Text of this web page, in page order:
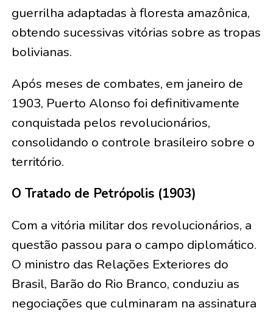
guerrilha adaptadas à floresta amazônica,
obtendo sucessivas vitórias sobre as tropas
bolivianas.
Após meses de combates, em janeiro de
1903, Puerto Alonso foi definitivamente
conquistada pelos revolucionários,
consolidando o controle brasileiro sobre o
território.
O Tratado de Petrópolis (1903)
Com a vitória militar dos revolucionários, a
questão passou para o campo diplomático.
O ministro das Relações Exteriores do
Brasil, Barão do Rio Branco, conduziu as
negociações que culminaram na assinatura